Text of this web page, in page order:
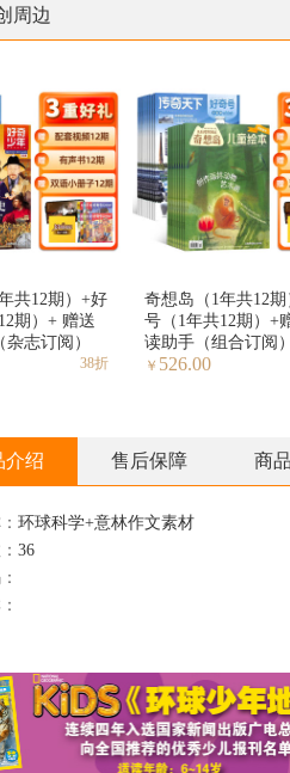
周边
共12期）+好
期）+ 赠送
志订阅）
38折
奇想岛（1年共12
号（1年共12期）+
读助手（组合订阅）
￥ 526.00
介绍 售后保障 商
环球科学+意林作文素材
36